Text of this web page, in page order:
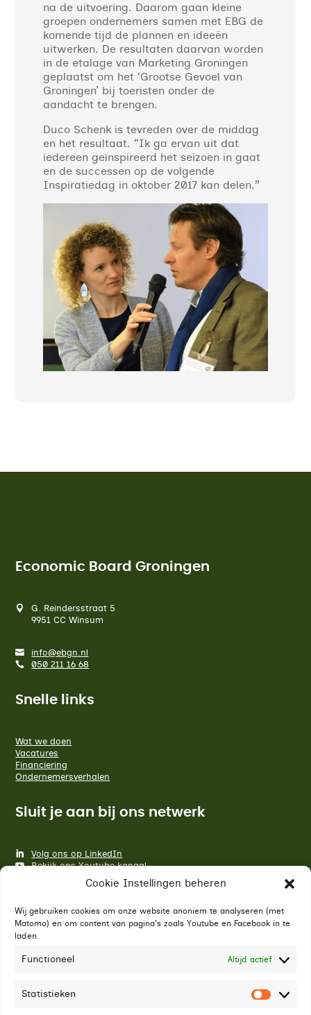
Cookie Instellingen beheren
Wij gebruiken cookies om onze website anoniem te analyseren (met
Matomo) en om content van pagina's zoals Youtube en Facebook in te
laden.
Functioneel Altijd actief
Statistieken
na de uitvoering. Daarom gaan kleine
groepen ondernemers samen met EBG de
komende tijd de plannen en ideeën
uitwerken. De resultaten daarvan worden
in de etalage van Marketing Groningen
geplaatst om het ‘Grootse Gevoel van
Groningen’ bij toeristen onder de
aandacht te brengen.
Duco Schenk is tevreden over de middag
en het resultaat. “Ik ga ervan uit dat
iedereen geïnspireerd het seizoen in gaat
en de successen op de volgende
Inspiratiedag in oktober 2017 kan delen.”
Economic Board Groningen
G. Reindersstraat 5
9951 CC Winsum
info@ebgn.nl
050 211 16 68
Snelle links
Wat we doen
Vacatures
Financiering
Ondernemersverhalen
Sluit je aan bij ons netwerk
Volg ons op LinkedIn
Bekijk ons Youtube kanaal
E-mailadres*